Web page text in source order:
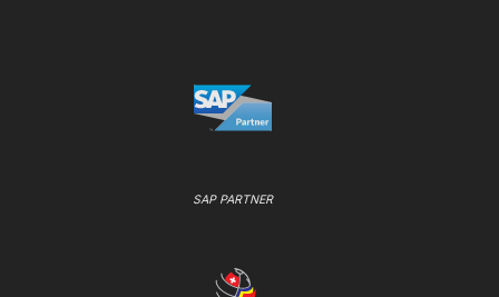
SAP PARTNER